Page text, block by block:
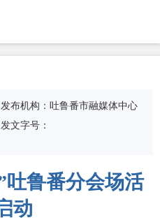
发布机构：吐鲁番市融媒体中心
发文字号：
吐鲁番分会场活
动